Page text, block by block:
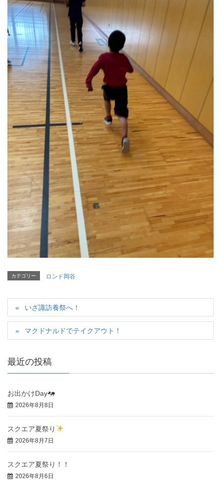
カテゴリー ロンド岡谷
いざ諏訪養祭へ！
マクドナルドでテイクアウト！
最近の投稿
お出かけDay
2026年8月8日
スクエア夏祭り
2026年8月7日
スクエア夏祭り！！
2026年8月6日